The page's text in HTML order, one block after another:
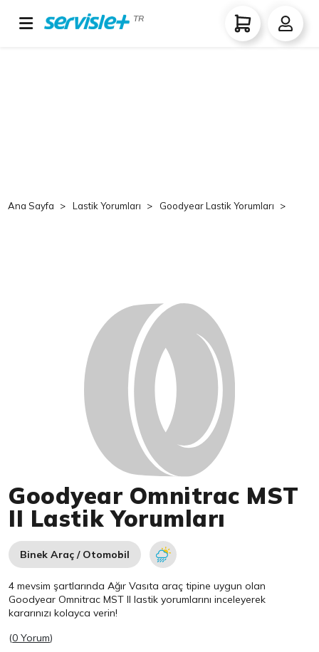
TR
Ana Sayfa Lastik Yorumları Goodyear Lastik Yorumları
Goodyear Omnitrac MST
II Lastik Yorumları
Binek Araç / Otomobil
4 mevsim şartlarında Ağır Vasıta araç tipine uygun olan
Goodyear Omnitrac MST II lastik yorumlarını inceleyerek
kararınızı kolayca verin!
(0 Yorum)